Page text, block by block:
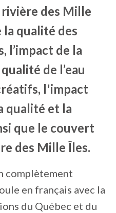
des Mille
qualité des
l’impact de la
de l’eau
l'impact
qualité et la
que le couvert
des Mille Îles.
complètement
en français avec la
du Québec et du